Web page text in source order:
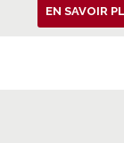
EN SAVOIR